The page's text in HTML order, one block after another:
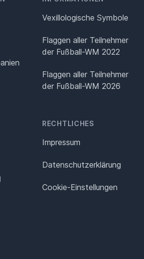
Vexillologische Symbole
Flaggen aller Teilnehmer
der Fußball-WM 2022
Flaggen aller Teilnehmer
der Fußball-WM 2026
RECHTLICHES
Impressum
Datenschutz­erklärung
Cookie-Einstellungen